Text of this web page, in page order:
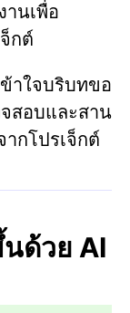
านเพื่อ
กต์
าใจบริบทขอ
สอบและสาน
กโปรเจ็กต์
นด้วย AI